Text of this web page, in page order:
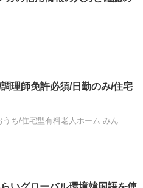
理師免許必須/日勤のみ/住宅
ち/住宅型有料老人ホーム みん